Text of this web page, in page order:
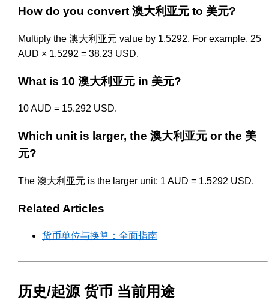
How do you convert 澳大利亚元 to 美元?
Multiply the 澳大利亚元 value by 1.5292. For example, 25
AUD × 1.5292 = 38.23 USD.
What is 10 澳大利亚元 in 美元?
10 AUD = 15.292 USD.
Which unit is larger, the 澳大利亚元 or the 美
元?
The 澳大利亚元 is the larger unit: 1 AUD = 1.5292 USD.
Related Articles
货币单位与换算：全面指南
历史/起源 货币 当前用途